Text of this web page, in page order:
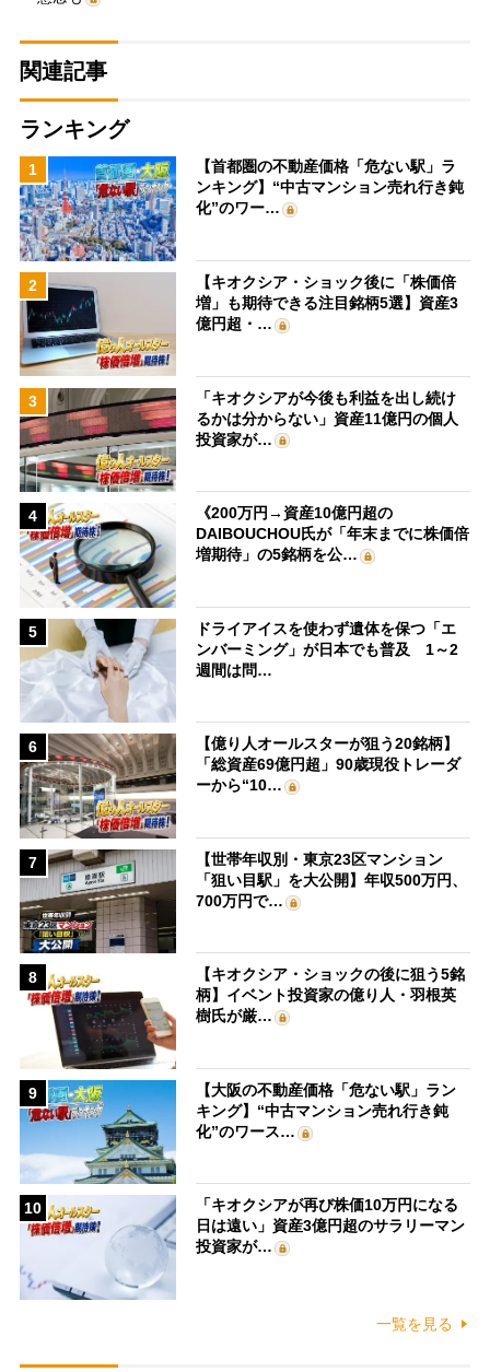
関連記事
ランキング
1
【首都圏の不動産価格「危ない駅」ラ
ンキング】“中古マンション売れ行き鈍
化”のワー…
2
【キオクシア・ショック後に「株価倍
増」も期待できる注目銘柄5選】資産3
億円超・…
3
「キオクシアが今後も利益を出し続け
るかは分からない」資産11億円の個人
投資家が…
4
《200万円→資産10億円超の
DAIBOUCHOU氏が「年末までに株価倍
増期待」の5銘柄を公…
5
ドライアイスを使わず遺体を保つ「エ
ンバーミング」が日本でも普及 1～2
週間は問…
6
【億り人オールスターが狙う20銘柄】
「総資産69億円超」90歳現役トレーダ
ーから“10…
7
【世帯年収別・東京23区マンション
「狙い目駅」を大公開】年収500万円、
700万円で…
8
【キオクシア・ショックの後に狙う5銘
柄】イベント投資家の億り人・羽根英
樹氏が厳…
9
【大阪の不動産価格「危ない駅」ラン
キング】“中古マンション売れ行き鈍
化”のワース…
10
「キオクシアが再び株価10万円になる
日は遠い」資産3億円超のサラリーマン
投資家が…
一覧を見る